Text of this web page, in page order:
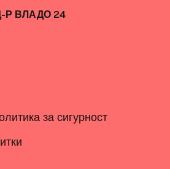
Р ВЛАДО 24
за сигурност